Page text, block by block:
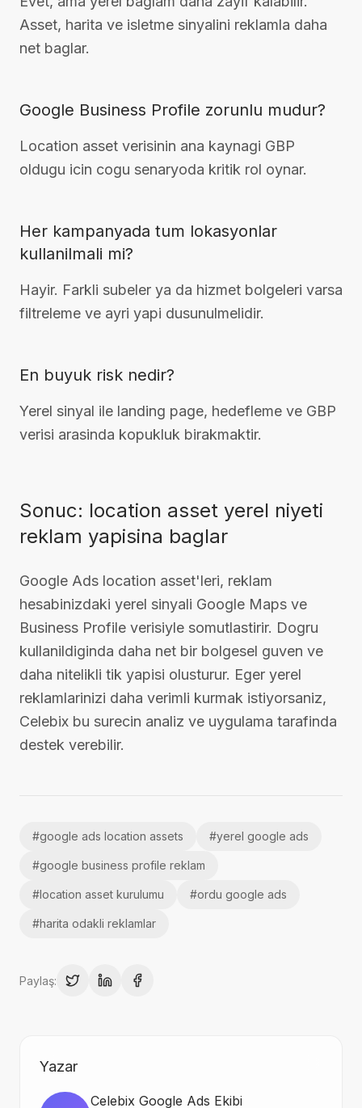
Asset, harita ve isletme sinyalini reklamla daha
net baglar.
Google Business Profile zorunlu mudur?
Location asset verisinin ana kaynagi GBP
oldugu icin cogu senaryoda kritik rol oynar.
Her kampanyada tum lokasyonlar
kullanilmali mi?
Hayir. Farkli subeler ya da hizmet bolgeleri varsa
filtreleme ve ayri yapi dusunulmelidir.
En buyuk risk nedir?
Yerel sinyal ile landing page, hedefleme ve GBP
verisi arasinda kopukluk birakmaktir.
Sonuc: location asset yerel niyeti
reklam yapisina baglar
Google Ads location asset'leri, reklam
hesabinizdaki yerel sinyali Google Maps ve
Business Profile verisiyle somutlastirir. Dogru
kullanildiginda daha net bir bolgesel guven ve
daha nitelikli tik yapisi olusturur. Eger yerel
reklamlarinizi daha verimli kurmak istiyorsaniz,
Celebix bu surecin analiz ve uygulama tarafinda
destek verebilir.
#google ads location assets #yerel google ads
#google business profile reklam
#location asset kurulumu #ordu google ads
#harita odakli reklamlar
Paylaş:
Yazar
Celebix Google Ads Ekibi